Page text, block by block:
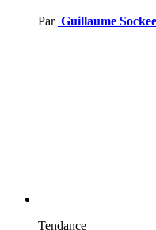
Par Guillaume
Tendance